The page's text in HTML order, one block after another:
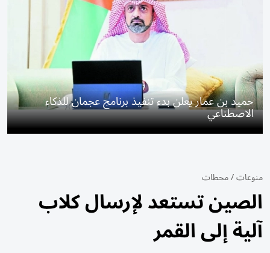
حميد بن عمار يعلن بدء تنفيذ برنامج عجمان للذكاء
الاصطناعي
منوعات/محطات
الصين تستعد لإرسال كلاب
آلية إلى القمر